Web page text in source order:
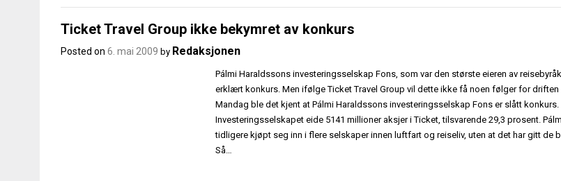
Ticket Travel Group ikke bekymret av konkurs
Posted on 6. mai 2009 by Redaksjonen
Pálmi Haraldssons investeringsselskap Fons, som var den største eieren av
erklært konkurs. Men ifølge Ticket Travel Group vil dette ikke få noen følger for driften
Mandag ble det kjent at Pálmi Haraldssons investeringsselskap Fons er slått konkurs.
Investeringsselskapet eide 5141 millioner aksjer i Ticket, tilsvarende 29,3 prosent.
tidligere kjøpt seg inn i flere selskaper innen luftfart og reiseliv, uten at det har gitt de
Så…